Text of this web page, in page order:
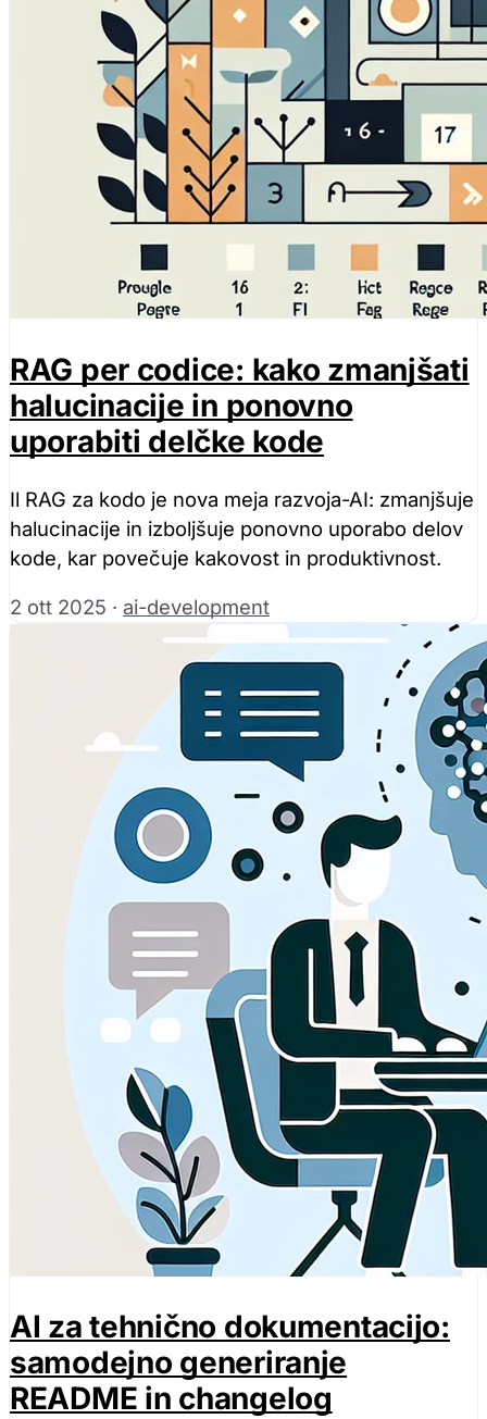
RAG per codice: kako zmanjšati
halucinacije in ponovno
uporabiti delčke kode
Il RAG za kodo je nova meja razvoja-AI: zmanjšuje
halucinacije in izboljšuje ponovno uporabo delov
kode, kar povečuje kakovost in produktivnost.
2 ott 2025 · ai-development
AI za tehnično dokumentacijo:
samodejno generiranje
README in changelog